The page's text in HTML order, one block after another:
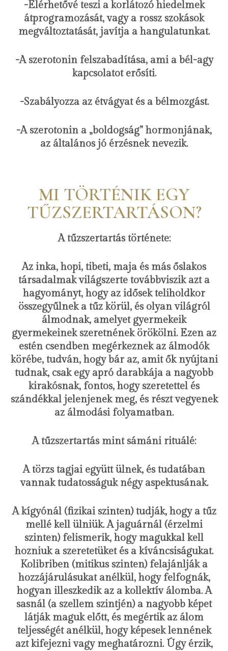
-Elérhetővé teszi a korlátozó hiedelmek
átprogramozását, vagy a rossz szokások
megváltoztatását, javítja a hangulatunkat.
-A szerotonin felszabadítása, ami a bél-agy
kapcsolatot erősíti.
-Szabályozza az étvágyat és a bélmozgást.
-A szerotonin a „boldogság” hormonjának,
az általános jó érzésnek nevezik.
MI TÖRTÉNIK EGY
TŰZSZERTARTÁSON?
A tűzszertartás története:
Az inka, hopi, tibeti, maja és más őslakos
társadalmak világszerte továbbviszik azt a
hagyományt, hogy az idősek teliholdkor
összegyűlnek a tűz körül, és olyan világról
álmodnak, amelyet gyermekeik
gyermekeinek szeretnének örökölni. Ezen az
estén csendben megérkeznek az álmodók
körébe, tudván, hogy bár az, amit ők nyújtani
tudnak, csak egy apró darabkája a nagyobb
kirakósnak, fontos, hogy szeretettel és
szándékkal jelenjenek meg, és részt vegyenek
az álmodási folyamatban.
A tűzszertartás mint sámáni rituálé:
A törzs tagjai együtt ülnek, és tudatában
vannak tudatosságuk négy aspektusának.
A kígyónál (fizikai szinten) tudják, hogy a tűz
mellé kell ülniük. A jaguárnál (érzelmi
szinten) felismerik, hogy magukkal kell
hozniuk a szeretetüket és a kíváncsiságukat.
Kolibriben (mitikus szinten) felajánlják a
hozzájárulásukat anélkül, hogy felfognák,
hogyan illeszkedik az a kollektív álomba. A
sasnál (a szellem szintjén) a nagyobb képet
látják maguk előtt, és megértik az álom
teljességét anélkül, hogy képesek lennének
azt kifejezni vagy meghatározni. Úgy érzik,